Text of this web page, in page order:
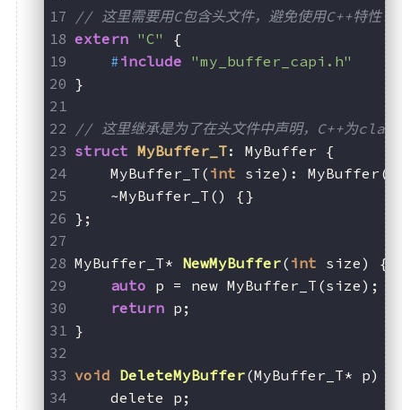
// 这里需要用C包含头文件，避免使用C++特性
extern "C"
{
#include "my_buffer_capi.h"
}
// 这里继承是为了在头文件中声明，C++为class
struct MyBuffer_T:
MyBuffer {
    MyBuffer_T(
int size):
    ~MyBuffer_T() {}
};
MyBuffer_T* NewMyBuffer( int size)
{
auto p = new MyBuffer_T(size);
return p;
}
void DeleteMyBuffer(MyBuffer_T* p) {
    delete p;